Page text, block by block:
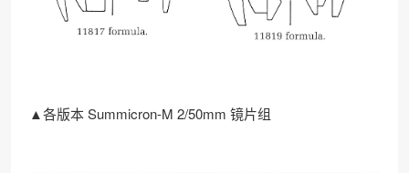
▲各版本 Summicron-M 2/50mm 镜片组